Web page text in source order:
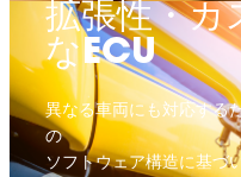
拡張性・カ
なECU
異なる車両にも対応する
の
ソフトウェア構造に基づ